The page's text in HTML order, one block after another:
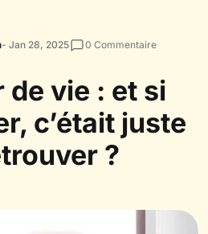
- Jan 28, 2025 0 Commentaire
de vie : et si
c’était juste
?